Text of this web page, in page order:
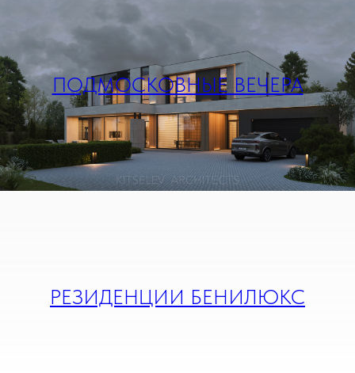
ПОДМОСКОВНЫЕ ВЕЧЕРА
РЕЗИДЕНЦИИ БЕНИЛЮКС